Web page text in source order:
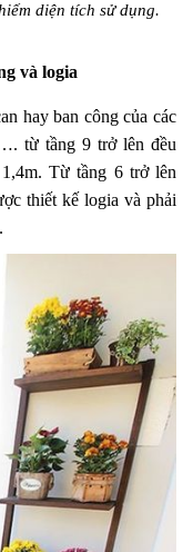
diện tích sử dụng.
và logia
hay ban công của các
từ tầng 9 trở lên đều
Từ tầng 6 trở lên
thiết kế logia và phải